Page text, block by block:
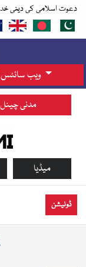
دعوت اسلامی کی دینی
ویب سائٹس
مدنی چینل
میڈیا
ڈونیشن